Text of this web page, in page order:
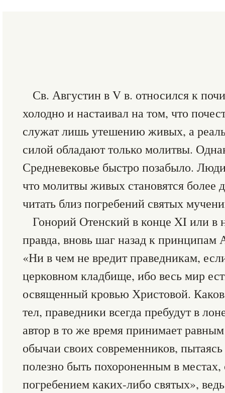
Св. Августин в V в. относился к
холодно и настаивал на том, что
служат лишь утешению живых, а
силой обладают только молитвы.
Средневековье быстро позабыло.
что молитвы живых становятся более
читать близ погребений святых
Гонорий Отенский в конце XI или в
правда, вновь шаг назад к принципам
«Ни в чем не вредит праведникам,
церковном кладбище, ибо весь мир
освященный кровью Христовой.
тел, праведники всегда пребудут в
автор в то же время принимает
обычаи своих современников,
полезно быть похороненным в
погребением каких-либо святых»,